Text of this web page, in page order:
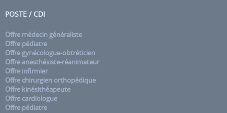
POSTE / CDI
Offre médecin généraliste
Offre pédiatre
Offre gynécologue-obtréticien
Offre anesthésiste-réanimateur
Offre infirmier
Offre chirurgien orthopédique
Offre kinésithéapeute
Offre cardiologue
Offre pédiatre